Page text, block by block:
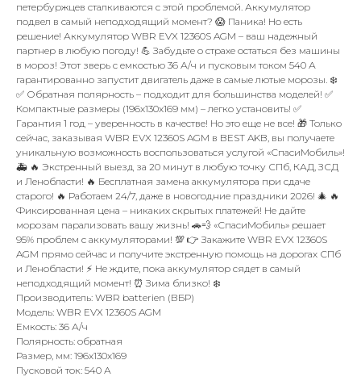
петербуржцев сталкиваются с этой проблемой. Аккумулятор
подвел в самый неподходящий момент? 😱 Паника! Но есть
решение! Аккумулятор WBR EVX 12360S AGM – ваш надежный
партнер в любую погоду! 💪 Забудьте о страхе остаться без машины
в мороз! Этот зверь с емкостью 36 А/ч и пусковым током 540 А
гарантированно запустит двигатель даже в самые лютые морозы. ❄️
✅ Обратная полярность – подходит для большинства моделей! ✅
Компактные размеры (196x130x169 мм) – легко установить! ✅
Гарантия 1 год – уверенность в качестве! Но это еще не все! 🎁 Только
сейчас, заказывая WBR EVX 12360S AGM в BEST AKB, вы получаете
уникальную возможность воспользоваться услугой «СпасиМобиль»!
🚑 🔥 Экстренный выезд за 20 минут в любую точку СПб, КАД, ЗСД
и Ленобласти! 🔥 Бесплатная замена аккумулятора при сдаче
старого! 🔥 Работаем 24/7, даже в новогодние праздники 2026! 🎄 🔥
Фиксированная цена – никаких скрытых платежей! Не дайте
морозам парализовать вашу жизнь! 🚗💨 «СпасиМобиль» решает
95% проблем с аккумуляторами! 💯 👉 Закажите WBR EVX 12360S
AGM прямо сейчас и получите экстренную помощь на дорогах СПб
и Ленобласти! ⚡️ Не ждите, пока аккумулятор сядет в самый
неподходящий момент! ⏰ Зима близко! ❄️
Производитель: WBR batterien (ВБР)
Модель: WBR EVX 12360S AGM
Емкость: 36 А/ч
Полярность: обратная
Размер, мм: 196x130x169
Пусковой ток: 540 А